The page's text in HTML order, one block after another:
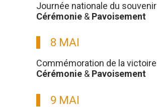
Journée nationale du
Cérémonie & Pavoisement
8 MAI
Commémoration de la
Cérémonie & Pavoisement
9 MAI